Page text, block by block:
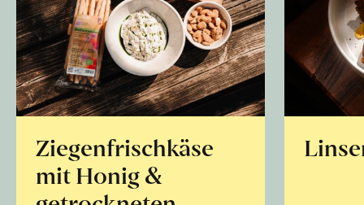
Ziegenfrischkäse
mit Honig &